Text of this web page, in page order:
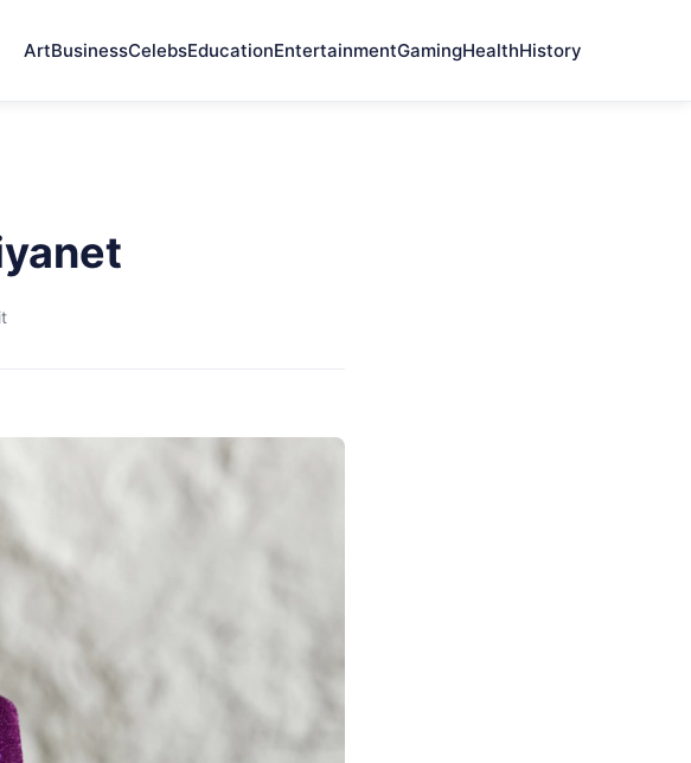
ArtBusinessCelebsEducationEntertainmentGamingHealthHistory